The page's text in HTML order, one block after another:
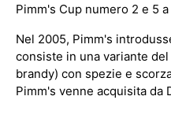
Pimm's Cup numero 2 e 5
Nel 2005, Pimm's
consiste in una variante
brandy) con spezie e
Pimm's venne acquisita da